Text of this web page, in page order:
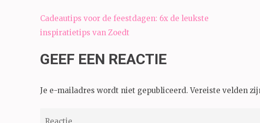
Bericht
navigatie
Cadeautips voor de feestdagen: 6x de leukste
inspiratietips van Zoedt
GEEF EEN REACTIE
Je e-mailadres wordt niet gepubliceerd. Vereiste velden